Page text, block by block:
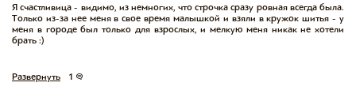
Я счастливица - видимо, из немногих, что строчка сразу ровная всегда была.
Только из-за нее меня в свое время малышкой и взяли в кружок шитья - у
меня в городе был только для взрослых, и мелкую меня никак не хотели
брать :)
Развернуть 1